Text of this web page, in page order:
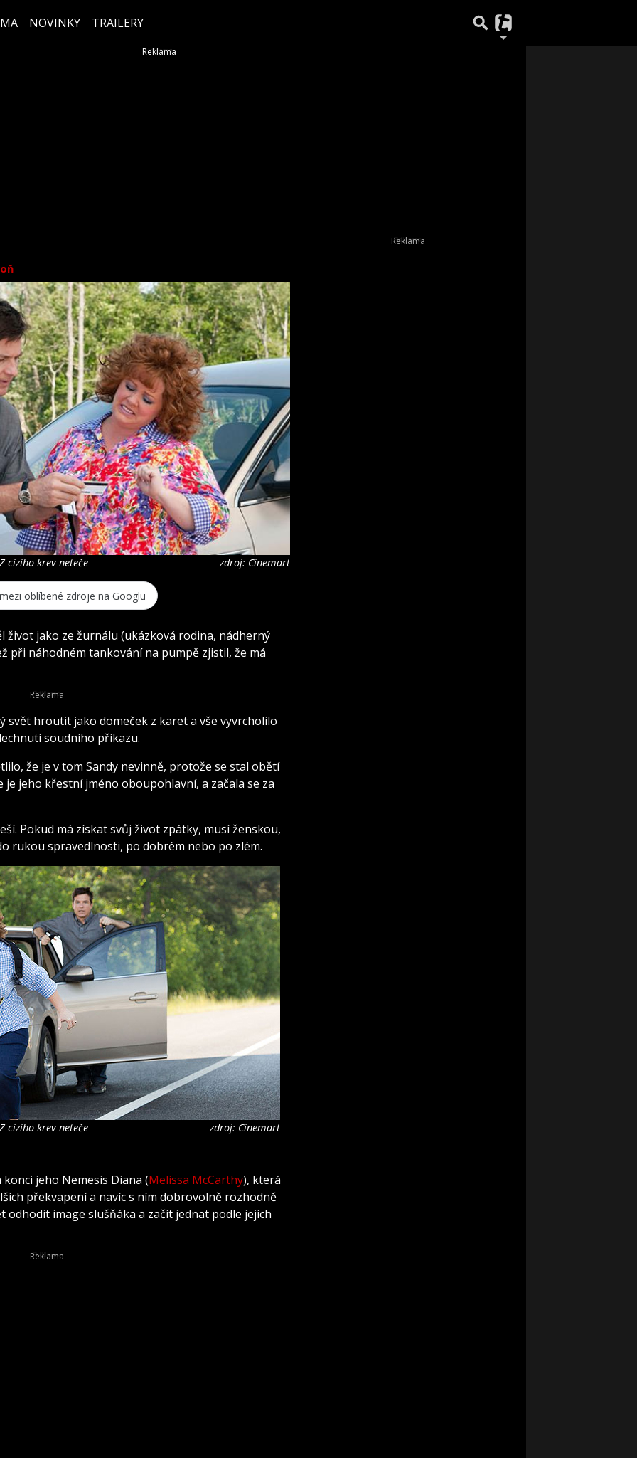
NOVINKY TRAILERY
cizího krev neteče zdroj: Cinemart
oblíbené zdroje na Googlu
život jako ze žurnálu (ukázková rodina, nádherný
při náhodném tankování na pumpě zjistil, že má
svět hroutit jako domeček z karet a vše vyvrcholilo
soudního příkazu.
že je v tom Sandy nevinně, protože se stal obětí
jeho křestní jméno oboupohlavní, a začala se za
Pokud má získat svůj život zpátky, musí ženskou,
rukou spravedlnosti, po dobrém nebo po zlém.
cizího krev neteče zdroj: Cinemart
jeho Nemesis Diana (Melissa McCarthy), která
překvapení a navíc s ním dobrovolně rozhodně
odhodit image slušňáka a začít jednat podle jejích